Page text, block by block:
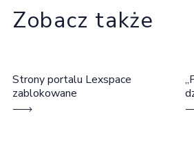
Zobacz także
Strony portalu Lexspace
zablokowane